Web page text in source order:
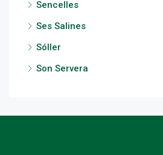
Sencelles
Ses Salines
Sóller
Son Servera